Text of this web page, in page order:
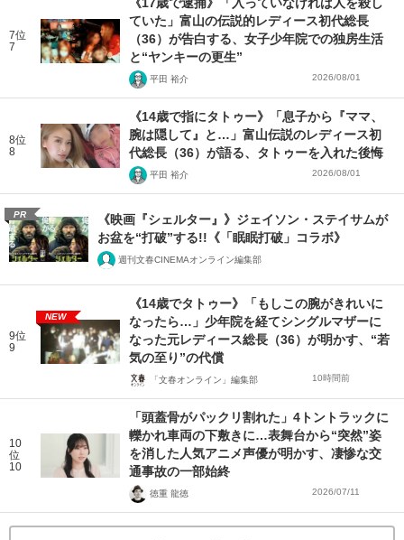
7位
7
ていた」富山の伝説的レディース初代総長
（36）が告白する、女子少年院での独房生活
と“ヤンキーの更生”
平田 裕介 2026/08/01
8位
8
《14歳で指にタトゥー》「息子から『ママ、
腕は隠して』と…」富山伝説のレディース初
代総長（36）が語る、タトゥーを入れた後悔
平田 裕介 2026/08/01
PR
《映画『シェルター』》ジェイソン・ステイサムが
お盆を“打破”する!!《「眠眠打破」コラボ》
週刊文春CINEMAオンライン編集部
9位
9
NEW
《14歳でタトゥー》「もしこの腕がきれいに
なったら…」少年院を経てシングルマザーに
なった元レディース総長（36）が明かす、“若
気の至り”の代償
「文春オンライン」編集部 10時間前
10
位
10
「頭蓋骨がパックリ割れた」4トントラックに
轢かれ車両の下敷きに…表舞台から“突然”姿
を消した人気アニメ声優が明かす、凄惨な交
通事故の一部始終
徳重 龍徳 2026/07/11